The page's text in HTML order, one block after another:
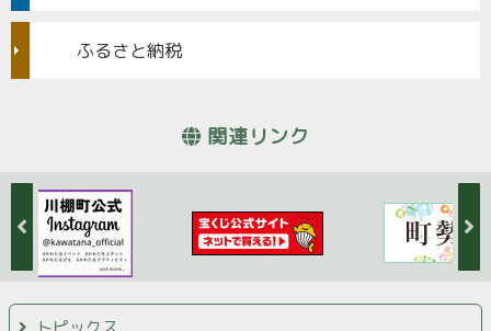
ふるさと納税
関連リンク